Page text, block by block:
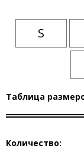
S
Таблица
Количество: